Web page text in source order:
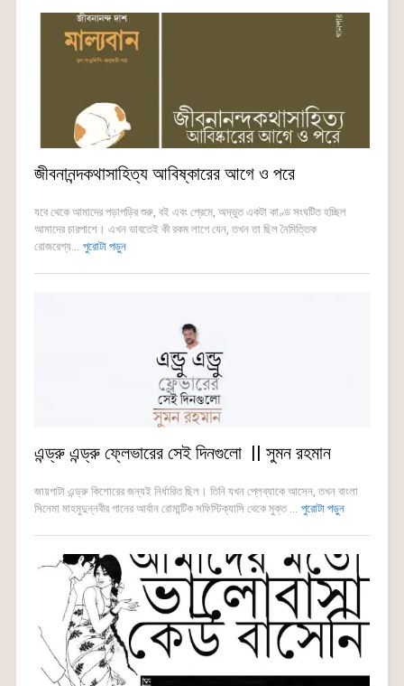
জীবনানন্দকথাসাহিত্য আবিষ্কারের আগে ও পরে
যবে থেকে আমাদের পড়াপড়ির শুরু, বই এবং প্রেমে, অদ্ভুত একটা কাণ্ড সংঘটিত হচ্ছিল
আমাদের চারপাশে। এখন ভাবতেই কী রকম লাগে যেন, তখন তা ছিল নৈমিত্তিক
রোজরেগ্য... পুরোটা পড়ুন
এন্ড্রু এন্ড্রু ফ্লেভারের সেই দিনগুলো || সুমন রহমান
জায়গাটা এন্ড্রু কিশোরের জন্যই নির্ধারিত ছিল। তিনি যখন প্লেব্যাকে আসেন, তখন বাংলা
সিনেমা মাহমুদুন্নবীর গানের আর্বান রোমান্টিক সফিস্টিক্যাসি থেকে মুক্ত ... পুরোটা পড়ুন